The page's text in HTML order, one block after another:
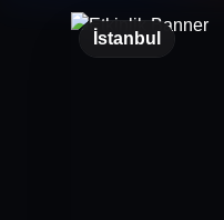
İstanbul